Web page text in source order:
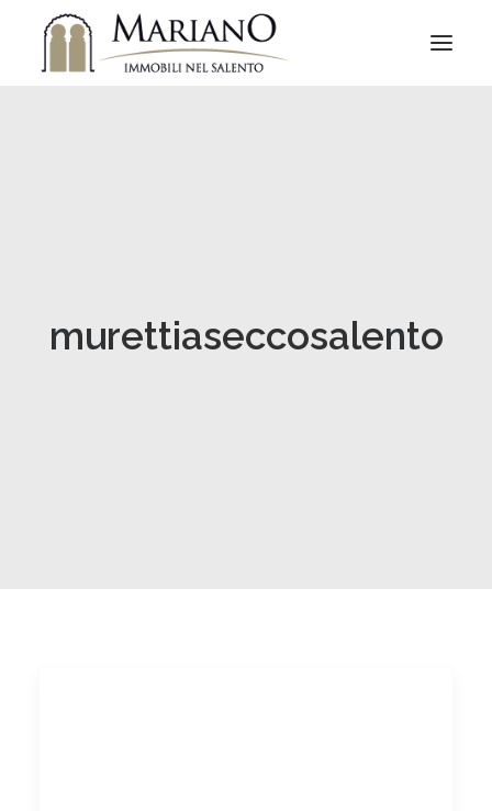
murettiaseccosalento